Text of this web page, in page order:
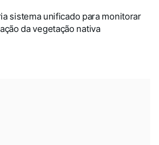
sistema unificado para monitorar
da vegetação nativa